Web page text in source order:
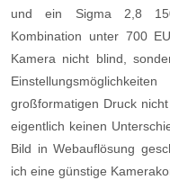
und ein Sigma 2,8
Kombination unter 700
Kamera nicht blind,
großformatigen Druck
eigentlich keinen
Bild in Webauflösung
ich eine günstige